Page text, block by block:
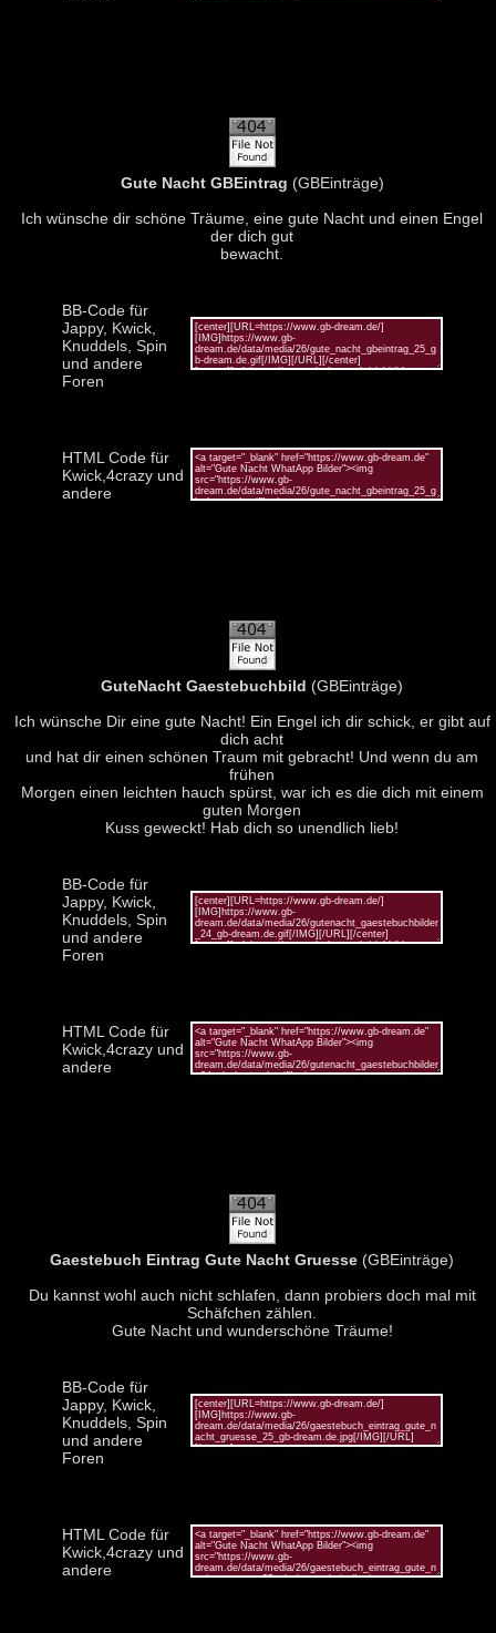
Gute Nacht GBEintrag (GBEinträge)
Ich wünsche dir schöne Träume, eine gute Nacht und einen Engel
der dich gut
bewacht.
BB-Code für
Jappy, Kwick,
Knuddels, Spin
und andere
Foren
HTML Code für
Kwick,4crazy und
andere
GuteNacht Gaestebuchbild (GBEinträge)
Ich wünsche Dir eine gute Nacht! Ein Engel ich dir schick, er gibt auf
dich acht
und hat dir einen schönen Traum mit gebracht! Und wenn du am
frühen
Morgen einen leichten hauch spürst, war ich es die dich mit einem
guten Morgen
Kuss geweckt! Hab dich so unendlich lieb!
BB-Code für
Jappy, Kwick,
Knuddels, Spin
und andere
Foren
HTML Code für
Kwick,4crazy und
andere
Gaestebuch Eintrag Gute Nacht Gruesse (GBEinträge)
Du kannst wohl auch nicht schlafen, dann probiers doch mal mit
Schäfchen zählen.
Gute Nacht und wunderschöne Träume!
BB-Code für
Jappy, Kwick,
Knuddels, Spin
und andere
Foren
HTML Code für
Kwick,4crazy und
andere